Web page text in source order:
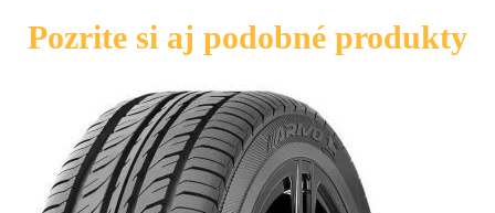
Pozrite si aj podobné produkty